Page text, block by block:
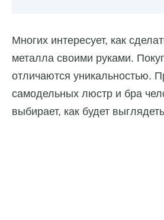
Многих интересует, как
металла своими руками.
отличаются уникальностью.
самодельных люстр и бра
выбирает, как будет